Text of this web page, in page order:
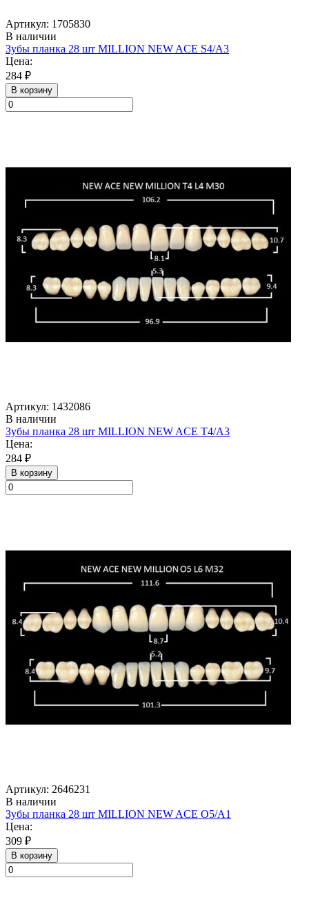
Артикул: 1705830
В наличии
Зубы планка 28 шт MILLION NEW ACE S4/A3
Цена:
284 ₽
В корзину
Артикул: 1432086
В наличии
Зубы планка 28 шт MILLION NEW ACE T4/A3
Цена:
284 ₽
В корзину
Артикул: 2646231
В наличии
Зубы планка 28 шт MILLION NEW ACE O5/A1
Цена:
309 ₽
В корзину